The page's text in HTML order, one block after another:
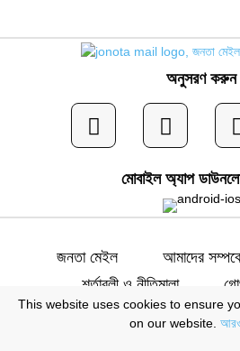
অনুসরণ করুন
মোবাইল অ্যাপ
জনতা মেইল আমাদের
শর্তাবলী ও নীতিমালা
যোগাযোগ
This website uses cookies to ensure
on our website.